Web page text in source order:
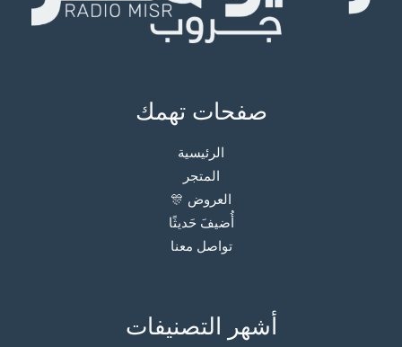
صفحات تهمك
الرئيسية
المتجر
العروض 🎊
أُضيفَ حَديثًا
تواصل معنا
أشهر التصنيفات